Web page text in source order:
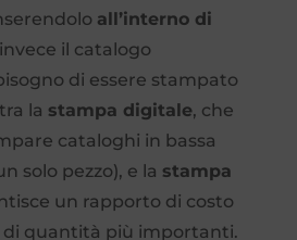
all’interno di
il catalogo
di essere stampato
la stampa digitale, che
cataloghi in bassa
solo pezzo), e la stampa
un rapporto di costo
di quantità più importanti.